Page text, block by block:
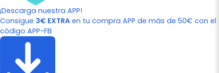
¡Descarga nuestra APP!
Consigue 3€ EXTRA en tu compra APP de más de 50€ con el
código APP-FB